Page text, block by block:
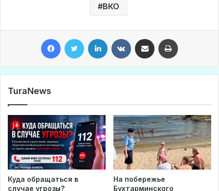
ВКО
TuraNews
Куда обращаться в
случае угрозы?
На побережье
Бухтарминского